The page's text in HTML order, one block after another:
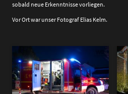
sobald neue Erkenntnisse vorliegen.
Vor Ort war unser Fotograf Elias Kelm.